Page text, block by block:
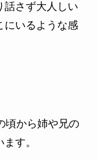
話さず大人しい
にいるような感
頃から姉や兄の
す。